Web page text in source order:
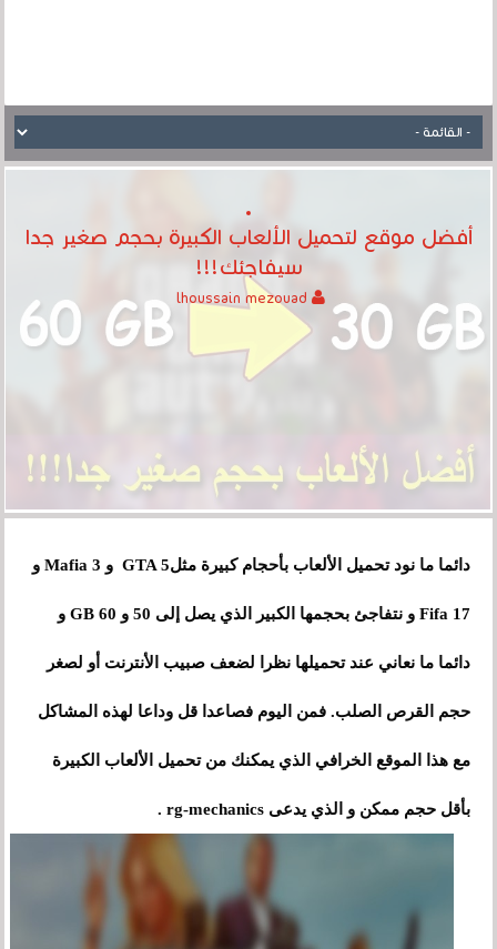
أفضل موقع لتحميل الألعاب الكبيرة بحجم صغير جدا
سيفاجئك!!!
دائما ما نود تحميل الألعاب بأحجام كبيرة مثلGTA 5 و Mafia 3 و
Fifa 17 و نتفاجئ بحجمها الكبير الذي يصل إلى 50 و 60 GB و
دائما ما نعاني عند تحميلها نظرا لضعف صبيب الأنترنت أو لصغر
حجم القرص الصلب. فمن اليوم فصاعدا قل وداعا لهذه المشاكل
مع هذا الموقع الخرافي الذي يمكنك من تحميل الألعاب الكبيرة
بأقل حجم ممكن و الذي يدعى rg-mechanics .